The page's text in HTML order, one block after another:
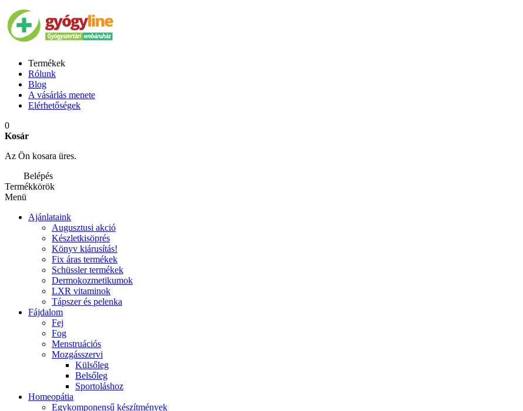
Termékek
Rólunk
Blog
A vásárlás menete
Elérhetőségek
0
Kosár
Az Ön kosara üres.
Belépés
Termékkörök
Menü
Ajánlataink
Augusztusi akció
Készletkisöprés
Könyv kiárusítás!
Fix áras termékek
Schüssler termékek
Dermokozmetikumok
LXR vitaminok
Tápszer és pelenka
Fájdalom
Fej
Fog
Menstruációs
Mozgásszervi
Külsőleg
Belsőleg
Sportoláshoz
Homeopátia
Egykomponensű készítmények